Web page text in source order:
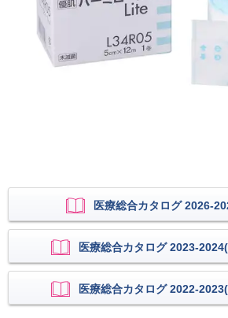
医療総合カタログ 2026-
医療総合カタログ 2023-
医療総合カタログ 2022-